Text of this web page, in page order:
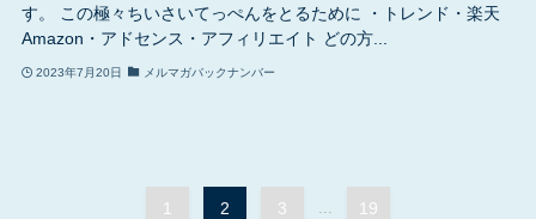
す。 この極々ちいさいてっぺんをとるために ・トレンド・楽天
Amazon・アドセンス・アフィリエイト どの方...
2023年7月20日 メルマガバックナンバー
1 2 3 19